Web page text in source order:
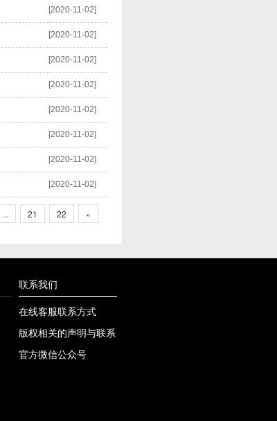
[2020-11-02]
[2020-11-02]
[2020-11-02]
[2020-11-02]
[2020-11-02]
[2020-11-02]
[2020-11-02]
[2020-11-02]
... 21 22 »
联系我们
在线客服联系方式
版权相关的声明与联系
官方微信公众号